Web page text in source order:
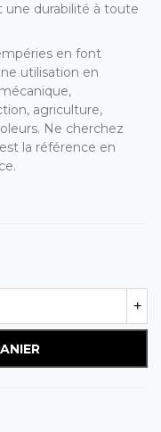
une durabilité à toute
en font
utilisation en
agriculture,
. Ne cherchez
la référence en
+